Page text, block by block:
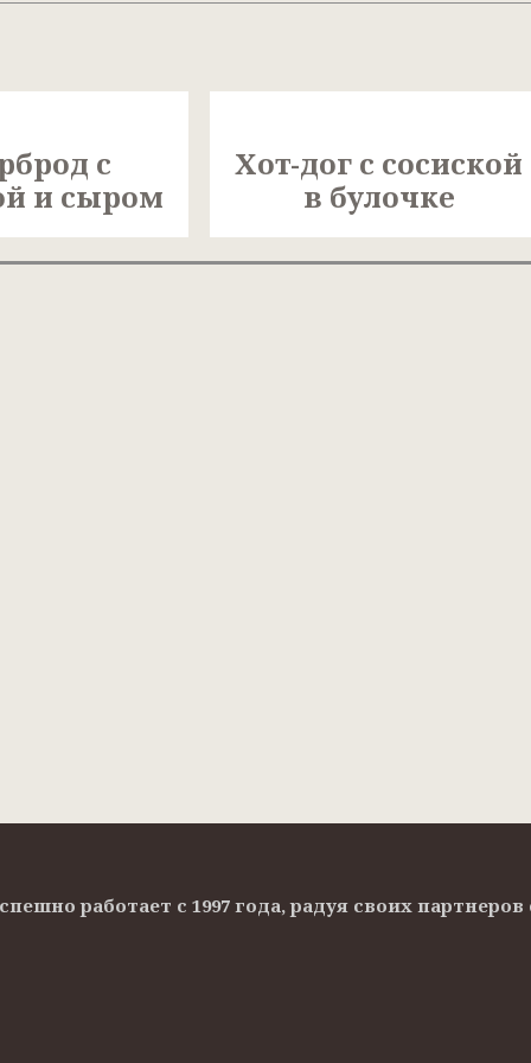
с
и сыром
Хот-дог с сосиской
в булочке
работает с 1997 года, радуя своих